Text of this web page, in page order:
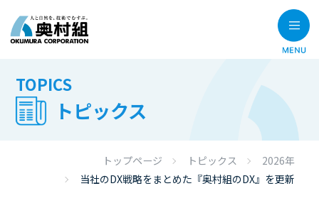
TOPICS
トピックス
トップページ トピックス
2026年
当社のDX戦略をまとめた『奥村組のDX』を更新